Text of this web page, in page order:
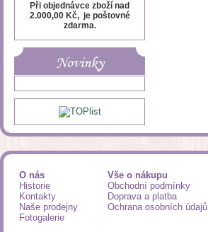
Při objednávce zboží nad
2.000,00 Kč, je poštovné
zdarma.
Novinky
O nás
Historie
Kontakty
Naše prodejny
Fotogalerie
Vše o nákupu
Obchodní podmínky
Doprava a platba
Ochrana osobních údajů